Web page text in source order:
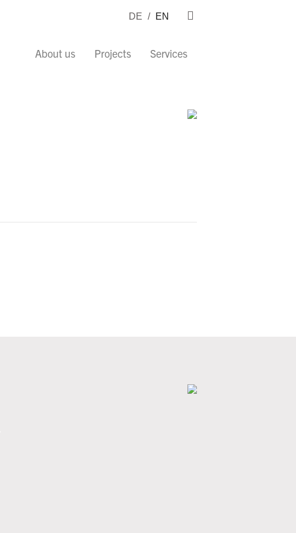
DE / EN
About us Projects Services